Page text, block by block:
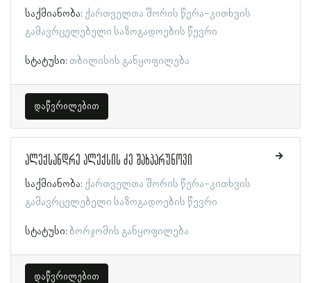
საქმიანობა: ქართველთა შორის წერა-კითხვის
გამავრცელებელი საზოგადოების წევრი
სტატუსი: თბილისის განყოფილება
დაწვრილებით
ალექსანდრე ალექსის ძე შახპარუნოვი
საქმიანობა: ქართველთა შორის წერა-კითხვის
გამავრცელებელი საზოგადოების წევრი
სტატუსი: ბორჯომის განყოფილება
დაწვრილებით